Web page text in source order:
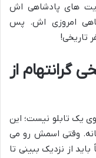
های پادشاهی اش
امروزی اش. پس
تاریخی!
گرانتهام از
یک تابلو نیست؛ این
وقتی اسمش رو می
از نزدیک ببینی تا